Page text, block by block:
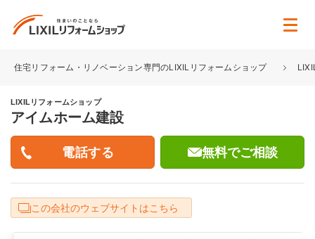
住宅リフォーム・リノベーション専門のLIXILリフォームショップ
LIXILリフォームショップ
アイムホーム建設
無料でご相談
この会社のウェブサイトはこちら